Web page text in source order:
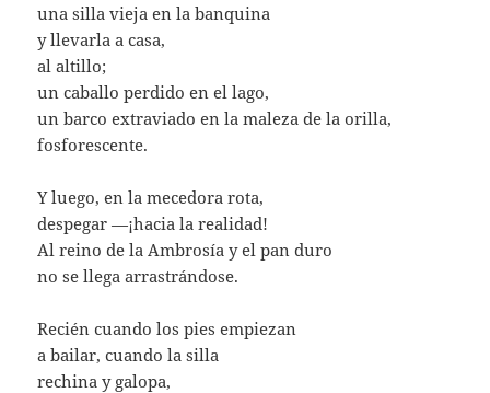
una silla vieja en la banquina
y llevarla a casa,
al altillo;
un caballo perdido en el lago,
un barco extraviado en la maleza de la orilla,
fosforescente.
Y luego, en la mecedora rota,
despegar —¡hacia la realidad!
Al reino de la Ambrosía y el pan duro
no se llega arrastrándose.
Recién cuando los pies empiezan
a bailar, cuando la silla
rechina y galopa,